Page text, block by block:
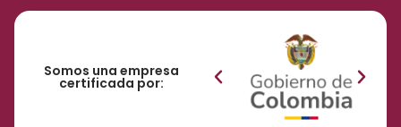
Somos una empresa
certificada por: